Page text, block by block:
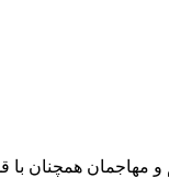
همچنان با